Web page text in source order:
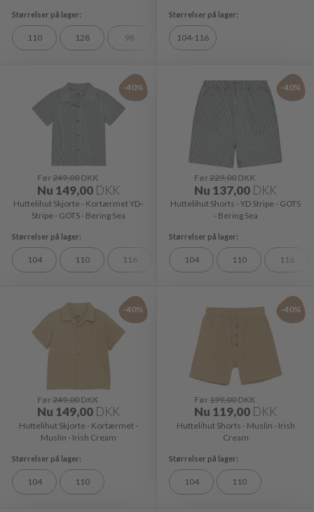
110 128 98 104-116
-40%
Før249,00DKK
Nu 149,00 DKK
Huttelihut Skjorte - Kortærmet YD-
Stripe - GOTS - Bering Sea
104 110 116 128
-40%
Før229,00 DKK
Nu 137,00 DKK
Huttelihut Shorts - YD Stripe - GOTS
- Bering Sea
104 110 116
-40%
Før249,00DKK
Nu 149,00 DKK
Huttelihut Skjorte - Kortærmet -
Muslin - Irish Cream
104 110
-40%
Før199,00 DKK
Nu 119,00 DKK
Huttelihut Shorts - Muslin - Irish
Cream
104 110